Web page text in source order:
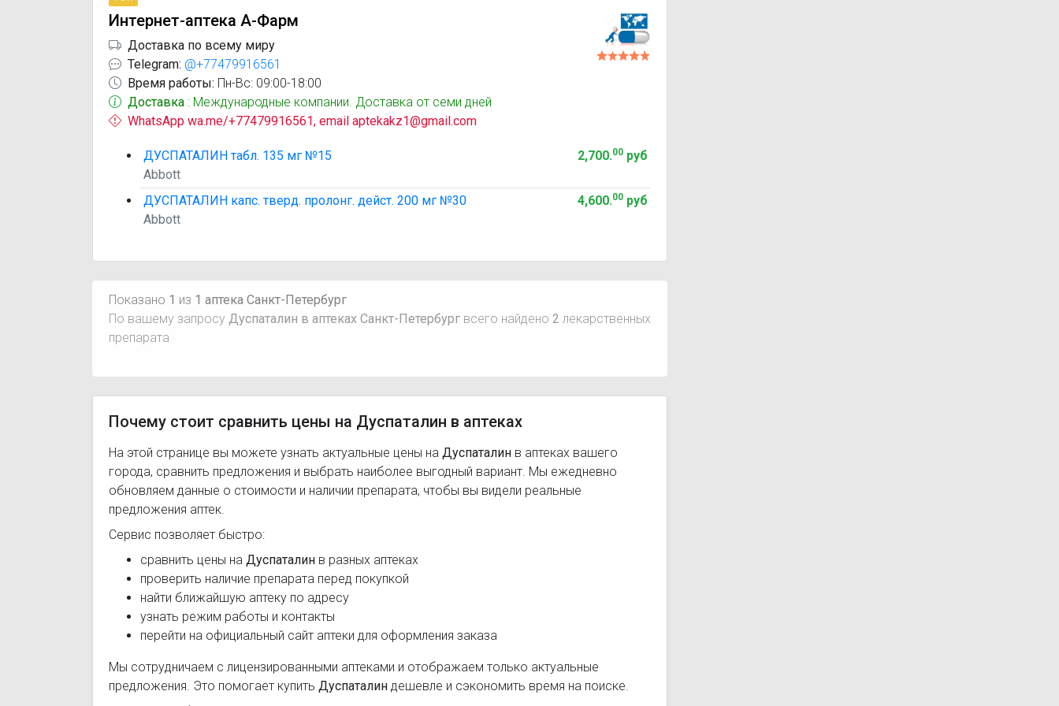
Интернет-аптека А-Фарм
Доставка по всему миру
Telegram: @+77479916561
Время работы: Пн-Вс: 09:00-18:00
Доставка : Международные компании. Доставка от семи дней
WhatsApp wa.me/+77479916561, email aptekakz1@gmail.com
ДУСПАТАЛИН табл. 135 мг №15
Abbott
2,700.00руб
ДУСПАТАЛИН капс. тверд. пролонг. дейст. 200 мг №30
Abbott
4,600.00руб
Показано 1 из 1 аптека Санкт-Петербург
По вашему запросу Дуспаталин в аптеках Санкт-Петербург всего найдено 2 лекарственных
препарата
Почему стоит сравнить цены на Дуспаталин в аптеках
На этой странице вы можете узнать актуальные цены на Дуспаталин в аптеках вашего
города, сравнить предложения и выбрать наиболее выгодный вариант. Мы ежедневно
обновляем данные о стоимости и наличии препарата, чтобы вы видели реальные
предложения аптек.
Сервис позволяет быстро:
сравнить цены на Дуспаталин в разных аптеках
проверить наличие препарата перед покупкой
найти ближайшую аптеку по адресу
узнать режим работы и контакты
перейти на официальный сайт аптеки для оформления заказа
Мы сотрудничаем с лицензированными аптеками и отображаем только актуальные
предложения. Это помогает купить Дуспаталин дешевле и сэкономить время на поиске.